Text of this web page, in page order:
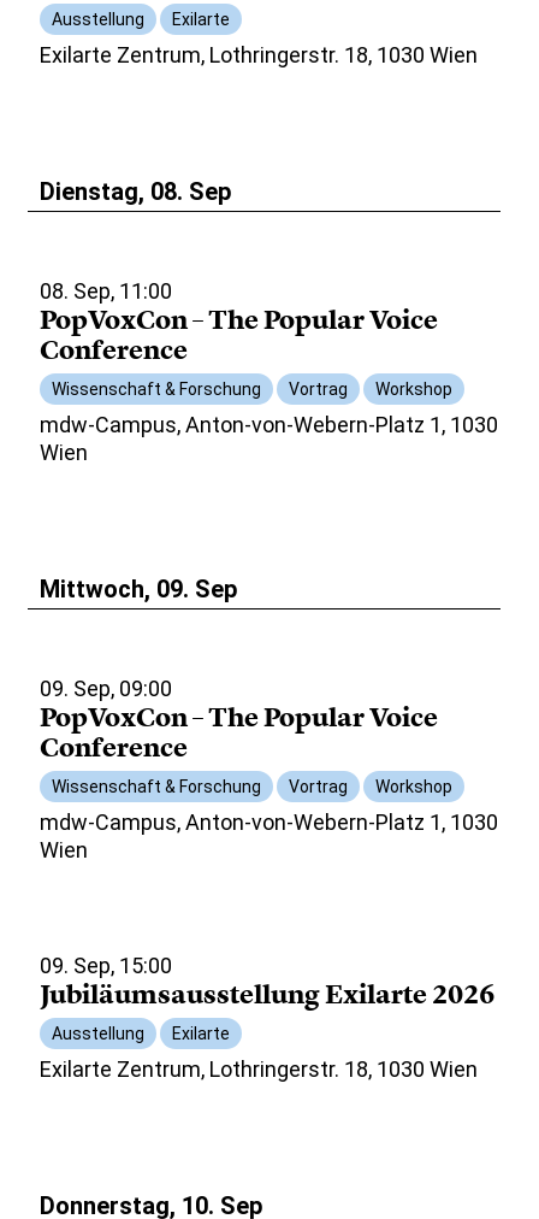
Ausstellung Exilarte
Exilarte Zentrum, Lothringerstr. 18, 1030 Wien
Dienstag, 08. Sep
08. Sep, 11:00
PopVoxCon – The Popular Voice
Conference
Wissenschaft & Forschung Vortrag Workshop
mdw-Campus, Anton-von-Webern-Platz 1, 1030
Wien
Mittwoch, 09. Sep
09. Sep, 09:00
PopVoxCon – The Popular Voice
Conference
Wissenschaft & Forschung Vortrag Workshop
mdw-Campus, Anton-von-Webern-Platz 1, 1030
Wien
09. Sep, 15:00
Jubiläumsausstellung Exilarte 2026
Ausstellung Exilarte
Exilarte Zentrum, Lothringerstr. 18, 1030 Wien
Donnerstag, 10. Sep